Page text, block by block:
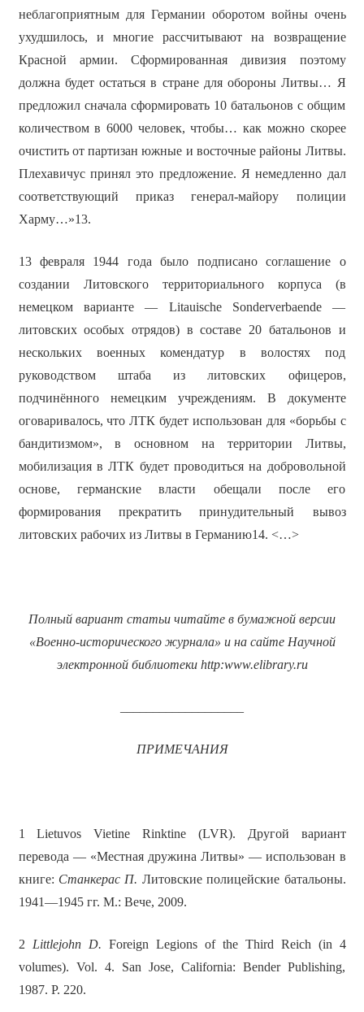
неблагоприятным для Германии оборотом войны очень
ухудшилось, и многие рассчитывают на возвращение
Красной армии. Сформированная дивизия поэтому
должна будет остаться в стране для обороны Литвы… Я
предложил сначала сформировать 10 батальонов с общим
количеством в 6000 человек, чтобы… как можно скорее
очистить от партизан южные и восточные районы Литвы.
Плехавичус принял это предложение. Я немедленно дал
соответствующий приказ генерал-майору полиции
Харму…»13.
13 февраля 1944 года было подписано соглашение о
создании Литовского территориального корпуса (в
немецком варианте — Litauische Sonderverbaende —
литовских особых отрядов) в составе 20 батальонов и
нескольких военных комендатур в волостях под
руководством штаба из литовских офицеров,
подчинённого немецким учреждениям. В документе
оговаривалось, что ЛТК будет использован для «борьбы с
бандитизмом», в основном на территории Литвы,
мобилизация в ЛТК будет проводиться на добровольной
основе, германские власти обещали после его
формирования прекратить принудительный вывоз
литовских рабочих из Литвы в Германию14. <…>
Полный вариант статьи читайте в бумажной версии
«Военно-исторического журнала» и на сайте Научной
электронной библиотеки http:www.elibrary.ru
ПРИМЕЧАНИЯ
1 Lietuvos Vietine Rinktine (LVR). Другой вариант
перевода — «Местная дружина Литвы» — использован в
книге: Станкерас П. Литовские полицейские батальоны.
1941—1945 гг. М.: Вече, 2009.
2 Littlejohn D. Foreign Legions of the Third Reich (in 4
volumes). Vol. 4. San Jose, California: Bender Publishing,
1987. P. 220.